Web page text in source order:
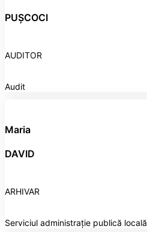
PUȘCOCI
AUDITOR
Audit
Maria
DAVID
ARHIVAR
Serviciul administrație publică locală